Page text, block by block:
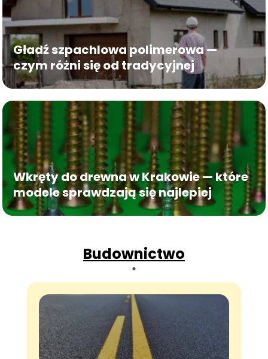
Gładź szpachlowa polimerowa —
czym różni się od tradycyjnej
Wkręty do drewna w Krakowie — które
modele sprawdzają się najlepiej
Budownictwo